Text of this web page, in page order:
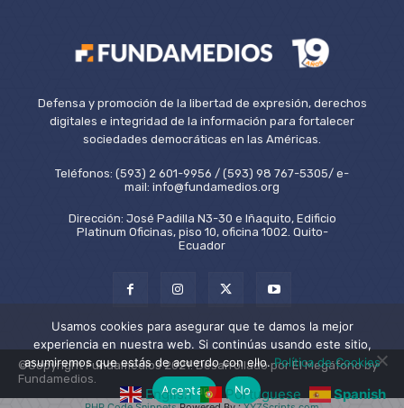
Defensa y promoción de la libertad de expresión, derechos
digitales e integridad de la información para fortalecer
sociedades democráticas en las Américas.
Teléfonos: (593) 2 601-9956 / (593) 98 767-5305/ e-
mail: info@fundamedios.org
Dirección: José Padilla N3-30 e Iñaquito, Edificio
Platinum Oficinas, piso 10, oficina 1002. Quito-
Ecuador
©Copyright Fundamedios 2021. Desarrollado por El Megáfono by
Fundamedios.
English Portuguese Spanish
Usamos cookies para asegurar que te damos la mejor
experiencia en nuestra web. Si continúas usando este sitio,
asumiremos que estás de acuerdo con ello.Política de Cookies
Aceptar
No